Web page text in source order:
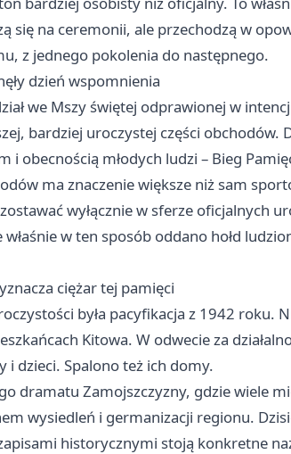
się na ceremonii, ale przechodzą w
z jednego pokolenia do następnego.
dzień wspomnienia
we Mszy świętej odprawionej w
bardziej uroczystej części obchodów.
i obecnością młodych ludzi – Bieg
ma znaczenie większe niż sam
wyłącznie w sferze oficjalnych
w ten sposób oddano hołd
ciężar tej pamięci
była pacyfikacja z 1942 roku.
Kitowa. W odwecie za
i dzieci. Spalono też ich domy.
dramatu Zamojszczyzny, gdzie wiele
wysiedleń i germanizacji regionu.
historycznymi stoją konkretne